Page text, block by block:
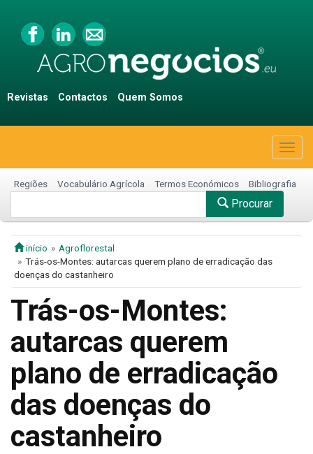
Revistas Contactos Quem Somos
Regiões Vocabulário Agrícola Termos Económicos Bibliografia
Procurar
início
Agroflorestal
Trás-os-Montes: autarcas querem plano de erradicação das
doenças do castanheiro
Trás-os-Montes:
autarcas querem
plano de erradicação
das doenças do
castanheiro